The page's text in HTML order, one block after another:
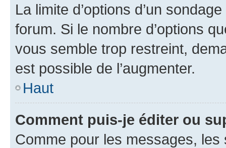
La limite d’options d’un
forum. Si le nombre d’options
vous semble trop restreint,
est possible de l’augmenter.
Haut
Comment puis-je éditer ou
Comme pour les messages,